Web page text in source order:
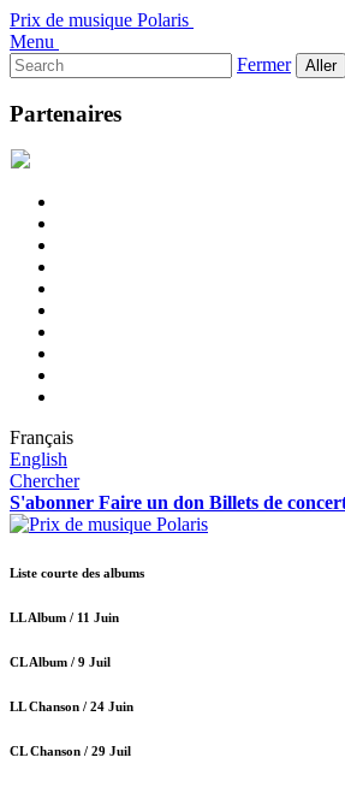
Prix de musique Polaris
Menu
Rechercher :
Fermer
Partenaires
Français
English
Chercher
S'abonner Faire un don Billets de
Liste courte des albums
LL Album / 11 Juin
CL Album / 9 Juil
LL Chanson / 24 Juin
CL Chanson / 29 Juil